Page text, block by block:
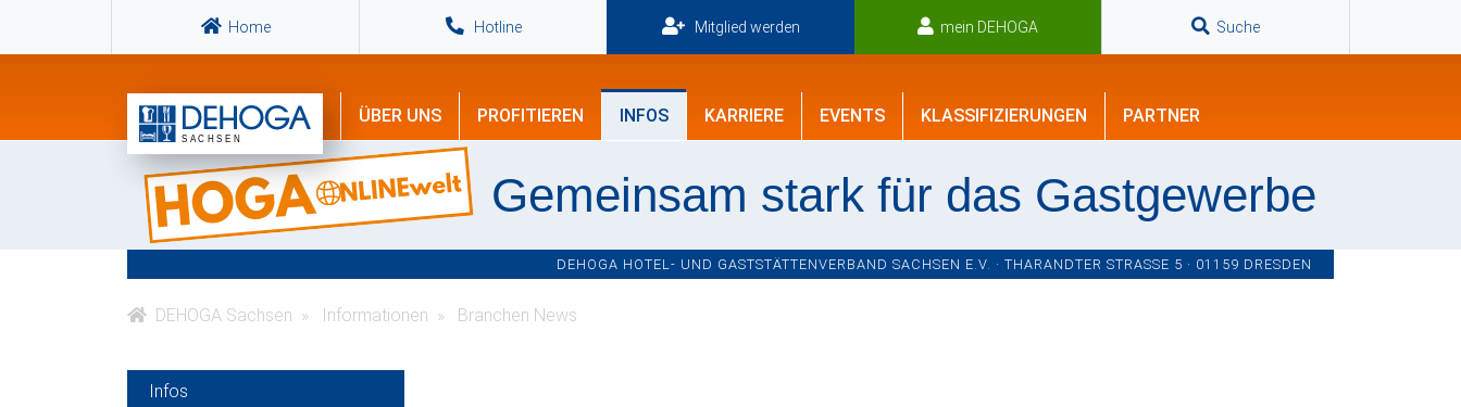
Home Hotline Mitglied werden mein DEHOGA Suche
ÜBER UNS PROFITIEREN INFOS KARRIERE EVENTS KLASSIFIZIERUNGEN PARTNER
Gemeinsam stark für das Gastgewerbe
DEHOGA HOTEL- UND GASTSTÄTTENVERBAND SACHSEN E.V. · THARANDTER STRASSE 5 · 01159 DRESDEN
DEHOGA Sachsen Informationen Branchen News
Infos